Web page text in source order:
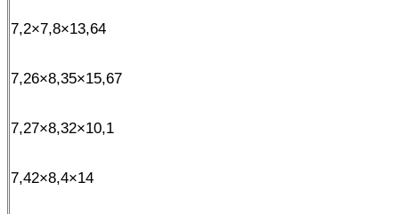
7,2×7,8×13,64
7,26×8,35×15,67
7,27×8,32×10,1
7,42×8,4×14